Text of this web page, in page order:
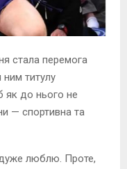
стала перемога
титулу
як до нього не
— спортивна та
люблю. Проте,